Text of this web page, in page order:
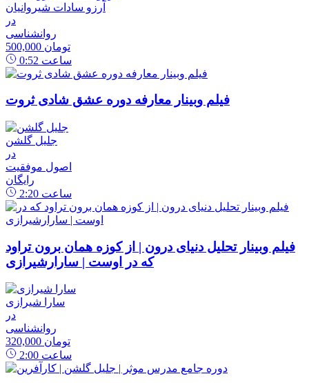
آرزو سادات شیروانیان
در
روانشناسی
500,000 تومان
0:52 ساعت
فیلم وبینار معارفه دوره عشق شادی ثروت
جلیل گلشن
در
اصول موفقیت
رایگان
2:20 ساعت
فیلم وبینار تحلیل دنیای درون | از کوزه همان برون تراود
که در اوست | سارارشیرازی
سارا شیرازی
در
روانشناسی
320,000 تومان
2:00 ساعت